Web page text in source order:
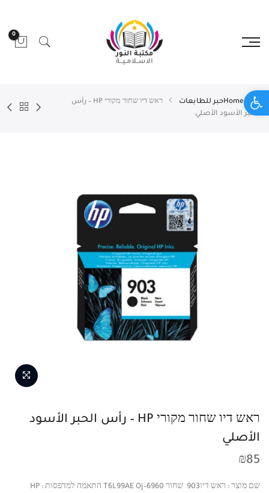
Open toolbar
0
Homeحبر للطابعات
ראש דיו שחור מקורי HP – رأس
الحبر الأسود الأصلي
ראש דיו שחור מקורי HP – رأس الحبر الأسود
الأصلي
₪85
שם מוצר : ראש דיו‎ 903 שחור T6L99AE Oj–6960 התאמה למדפסות : HP